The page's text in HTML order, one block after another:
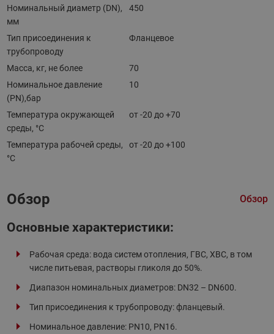
Номинальный диаметр (DN),
мм
450
Тип присоединения к
трубопроводу
Фланцевое
Масса, кг, не более
70
Номинальное давление
(PN),бар
10
Температура окружающей
среды, °С
от -20 до +70
Температура рабочей среды,
°С
от -20 до +100
Обзор Обзор
Основные характеристики:
Рабочая среда: вода систем отопления, ГВС, ХВС, в том
числе питьевая, растворы гликоля до 50%.
Диапазон номинальных диаметров: DN32 – DN600.
Тип присоединения к трубопроводу: фланцевый.
Номинальное давление: PN10, PN16.